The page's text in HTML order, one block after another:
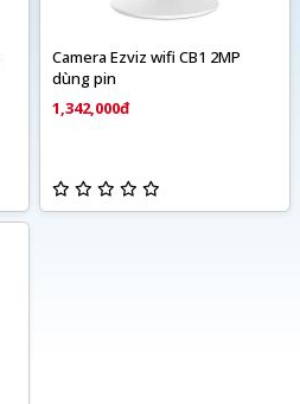
Camera Ezviz wifi CB1 2MP
dùng pin
1,342,000đ